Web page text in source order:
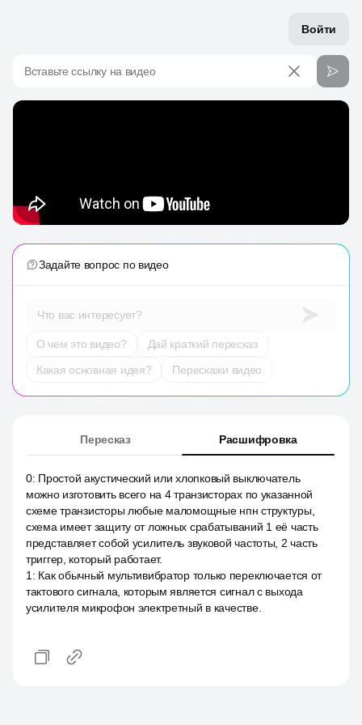
Войти
Вставьте ссылку на видео
Задайте вопрос по видео
Что вас интересует?
О чем это видео?
Дай краткий пересказ
Какая основная идея?
Перескажи видео
Пересказ Расшифровка
0: Простой акустический или хлопковый выключатель
можно изготовить всего на 4 транзисторах по указанной
схеме транзисторы любые маломощные нпн структуры,
схема имеет защиту от ложных срабатываний 1 её часть
представляет собой усилитель звуковой частоты, 2 часть
триггер, который работает.
1 : Как обычный мультивибратор только переключается от
тактового сигнала, которым является сигнал с выхода
усилителя микрофон электретный в качестве.